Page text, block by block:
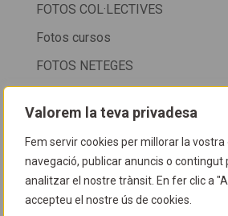
Valorem la teva privadesa
Fem servir cookies per millorar la vostra
navegació, publicar anuncis o contingut
analitzar el nostre trànsit. En fer clic a
accepteu el nostre ús de cookies.
FOTOS COL·LECTIVES
Fotos cursos
FOTOS NETEGES
GUIA D'ESPÈCIES
Guia del CIB
HORARI
HORARI CIB